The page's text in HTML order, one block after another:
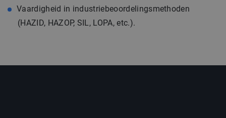
Vaardigheid in industriebeoordelingsmethoden
(HAZID, HAZOP, SIL, LOPA, etc.).